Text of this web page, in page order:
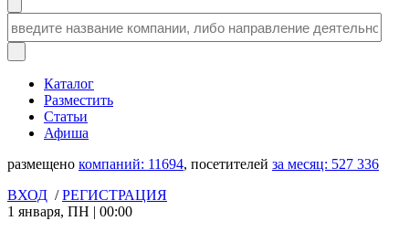
Каталог
Разместить
Статьи
Афиша
размещено компаний: 11694, посетителей за месяц: 527 336
ВХОД /РЕГИСТРАЦИЯ
1 января, ПН | 00:00